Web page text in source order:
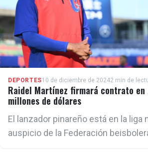
DEPORTES10 de diciembre de 20242 min de
Raidel Martínez firmará contrato en
millones de dólares
El lanzador pinareño está en la liga
auspicio de la Federación